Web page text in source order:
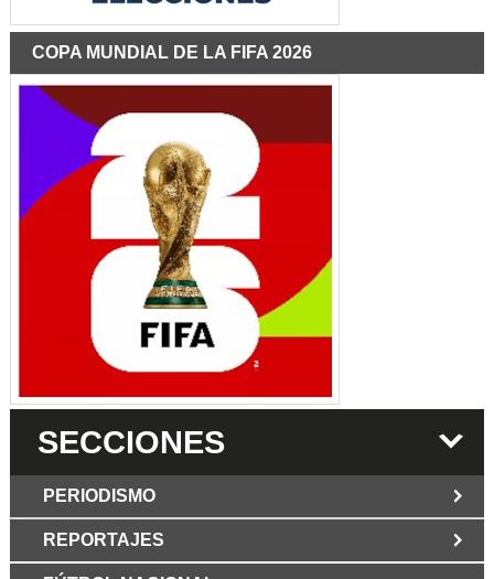
COPA MUNDIAL DE LA FIFA 2026
SECCIONES
PERIODISMO
REPORTAJES